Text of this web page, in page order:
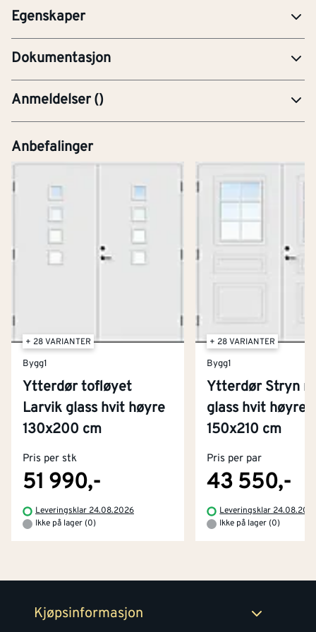
Egenskaper
Dokumentasjon
YTE-Ytelseserklæring (CE-merking)
Anmeldelser()
Anbefalinger
+ 28 VARIANTER
Bygg1
Ytterdør tofløyet
Larvik glass hvit høyre
130x200 cm
Pris per stk
51 990,-
Leveringsklar 24.08.2026
Ikke på lager (0)
+ 28 VARIANTER
Bygg1
Ytterdør Stryn
glass hvit høyre
150x210 cm
Pris per par
43 550,-
Leveringsklar
Ikke på lager (0)
Kjøpsinformasjon
Kjøpsbetingelser
Retur- og angrerettsskjema
Kontakt oss
Tjenester
Montér Klubb
Om Montér
Byggevarehus og åpningstider
Prismatch